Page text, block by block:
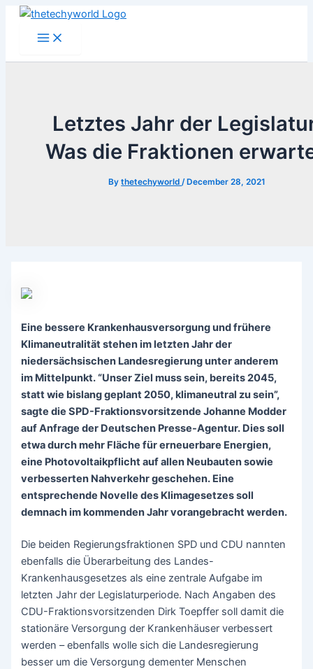
Skip
Main
Menu
Letztes Jahr der
Was die Fraktionen
Bythetechyworld/ December 28, 2021
Eine bessere Krankenhausversorgung und frühere
Klimaneutralität stehen im letzten Jahr der
niedersächsischen Landesregierung unter anderem
im Mittelpunkt. “Unser Ziel muss sein, bereits 2045,
statt wie bislang geplant 2050, klimaneutral zu sein”,
sagte die SPD-Fraktionsvorsitzende Johanne Modder
auf Anfrage der Deutschen Presse-Agentur. Dies soll
etwa durch mehr Fläche für erneuerbare Energien,
eine Photovoltaikpflicht auf allen Neubauten sowie
verbesserten Nahverkehr geschehen. Eine
entsprechende Novelle des Klimagesetzes soll
demnach im kommenden Jahr vorangebracht werden.
Die beiden Regierungsfraktionen SPD und CDU nannten
ebenfalls die Überarbeitung des Landes-
Krankenhausgesetzes als eine zentrale Aufgabe im
letzten Jahr der Legislaturperiode. Nach Angaben des
CDU-Fraktionsvorsitzenden Dirk Toepffer soll damit die
stationäre Versorgung der Krankenhäuser verbessert
werden – ebenfalls wolle sich die Landesregierung
besser um die Versorgung dementer Menschen